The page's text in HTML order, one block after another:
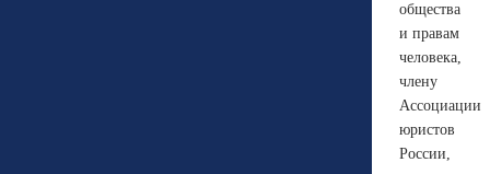
общества
и правам
человека,
члену
Ассоциации
юристов
России,